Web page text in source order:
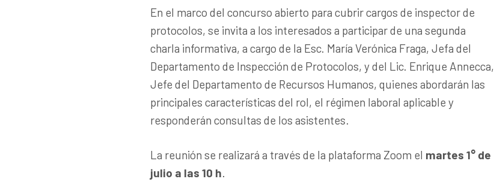
En el marco del concurso abierto para cubrir cargos de inspector de
protocolos, se invita a los interesados a participar de una segunda
charla informativa, a cargo de la Esc. María Verónica Fraga, Jefa del
Departamento de Inspección de Protocolos, y del Lic. Enrique Annecca,
Jefe del Departamento de Recursos Humanos, quienes abordarán las
principales características del rol, el régimen laboral aplicable y
responderán consultas de los asistentes.
La reunión se realizará a través de la plataforma Zoom el martes 1° de
julio a las 10 h.